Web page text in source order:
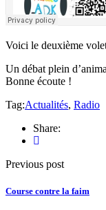
Voici le deuxième
Un débat plein
Bonne écoute !
Tag:Actualités, Radio
Share:
Previous post
Course contre la faim